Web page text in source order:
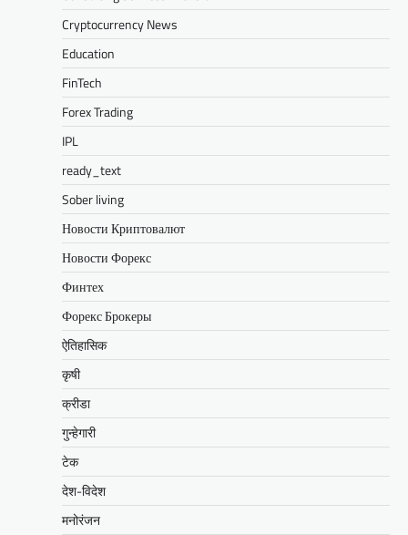
Cryptocurrency News
Education
FinTech
Forex Trading
IPL
ready_text
Sober living
Новости Криптовалют
Новости Форекс
Финтех
Форекс Брокеры
ऐतिहासिक
कृषी
क्रीडा
गुन्हेगारी
टेक
देश-विदेश
मनोरंजन